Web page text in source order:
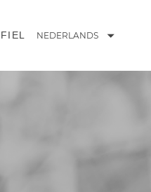
NEDERLANDS